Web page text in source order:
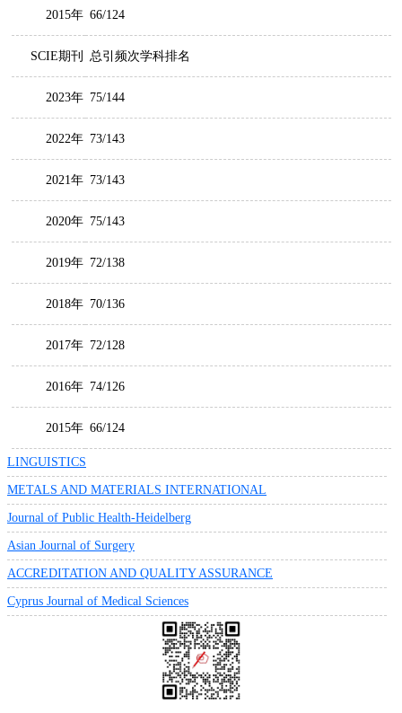
2015年 66/124
SCIE期刊 总引频次学科排名
2023年 75/144
2022年 73/143
2021年 73/143
2020年 75/143
2019年 72/138
2018年 70/136
2017年 72/128
2016年 74/126
2015年 66/124
LINGUISTICS
METALS AND MATERIALS INTERNATIONAL
Journal of Public Health-Heidelberg
Asian Journal of Surgery
ACCREDITATION AND QUALITY ASSURANCE
Cyprus Journal of Medical Sciences